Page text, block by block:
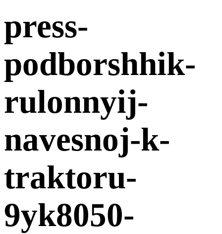
press-
podborshhik-
rulonnyij-
navesnoj-k-
traktoru-
9yk8050-